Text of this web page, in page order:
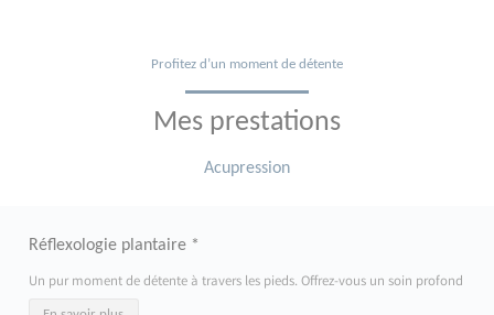
Profitez d’un moment de détente
Mes prestations
Acupression
Réflexologie plantaire *
Un pur moment de détente à travers les pieds. Offrez-vous un soin profond